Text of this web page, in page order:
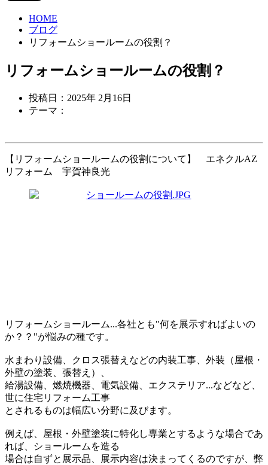
HOME
ブログ
リフォームショールームの役割？
リフォームショールームの役割？
投稿日：2025年 2月16日
テーマ：
【リフォームショールームの役割について】 エネクルAZ
リフォーム 宇賀神良光
リフォームショールーム...各社とも"何を展示すればよいの
か？？"が悩みの種です。
水まわり設備、クロス張替えなどの内装工事、外装（屋根・
外壁の塗装、張替え）、
給湯設備、燃焼機器、電気設備、エクステリア...などなど、
世に住宅リフォーム工事
とされるものは幅広い分野に及びます。
例えば、屋根・外壁塗装に特化し専業とするような場合であ
れば、ショールームを造る
場合は自ずと展示品、展示内容は決まってくるのですが、弊